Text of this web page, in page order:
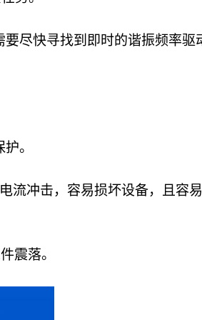
尽快寻找到即时的谐振频率驱
。
冲击，容易损坏设备，且容易
震落。